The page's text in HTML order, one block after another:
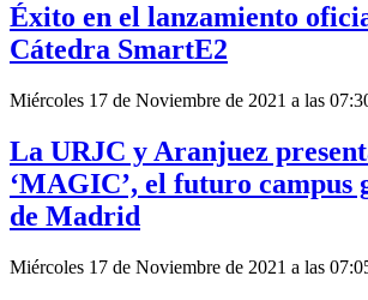
Éxito en el lanzamiento
Cátedra SmartE2
Miércoles 17 de Noviembre de 2021 a las
La URJC y Aranjuez
‘MAGIC’, el futuro campus
de Madrid
Miércoles 17 de Noviembre de 2021 a las